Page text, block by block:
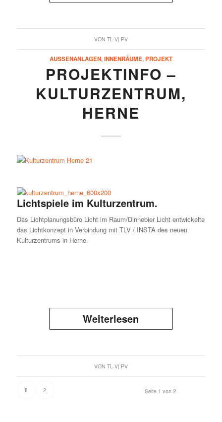
VON TL-V| PV
AUSSENANLAGEN ,INNENRÄUME,PROJEKT
PROJEKTINFO –
KULTURZENTRUM,
HERNE
Lichtspiele im Kulturzentrum.
Das Lichtplanungsbüro Licht im Raum/Dinnebier Licht entwickelte
das Lichtkonzept in Verbindung mit TLV / INSTA des neuen
Kulturzentrums in Herne.
Weiterlesen
VON TL-V| PV
Seite 1 von 2
1 2